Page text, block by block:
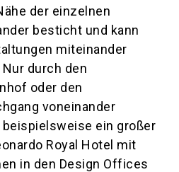
der einzelnen
besticht und kann
miteinander
durch den
oder den
voneinander
ein großer
Royal Hotel mit
in den Design Offices